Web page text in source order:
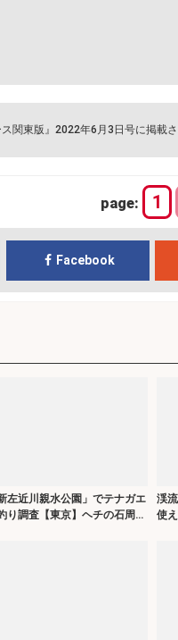
関東版』2022年6月3日号に掲載
page: 1
Facebook
左近川親水公園」でテナガエ
り調査【東京】ヘチの石周り
渓
使